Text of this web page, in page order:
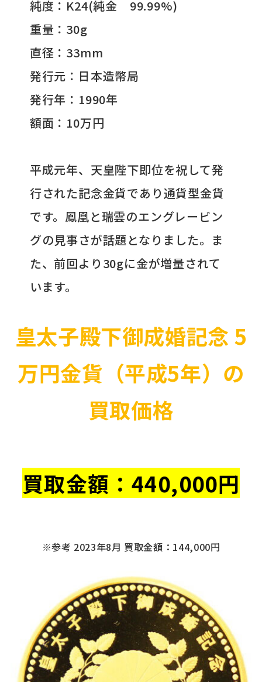
純度：K24(純金 99.99%)
重量：30g
直径：33mm
発行元：日本造幣局
発行年：1990年
額面：10万円
平成元年、天皇陛下即位を祝して発
行された記念金貨であり通貨型金貨
です。鳳凰と瑞雲のエングレービン
グの見事さが話題となりました。ま
た、前回より30gに金が増量されて
います。
皇太子殿下御成婚記念 5
万円金貨（平成5年）の
買取価格
買取金額： 440,000円
※参考 2023年8月 買取金額：144,000円